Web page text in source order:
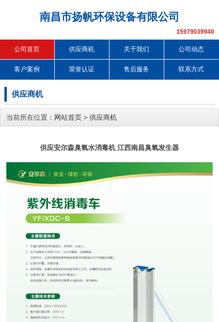
南昌市扬帆环保设备有限公司
15979039940
公司首页 供应商机 关于我们 公司动态
客户案例 荣誉认证 售后服务 联系方式
供应商机
当前所在位置： 网站首页 > 供应商机
供应安尔森臭氧水消毒机 江西南昌臭氧发生器